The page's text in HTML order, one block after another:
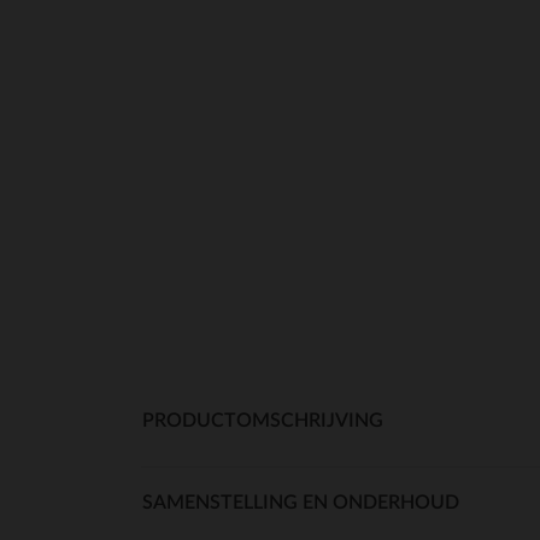
PRODUCTOMSCHRIJVING
SAMENSTELLING EN ONDERHOUD